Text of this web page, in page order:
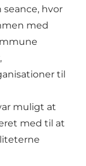
hvor
med
til
muligt at
med til at